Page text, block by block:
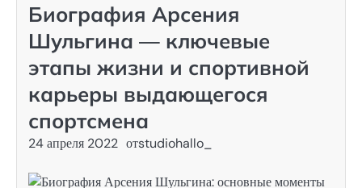
Биография Арсения
Шульгина — ключевые
этапы жизни и спортивной
карьеры выдающегося
спортсмена
24 апреля 2022 отstudiohallo_